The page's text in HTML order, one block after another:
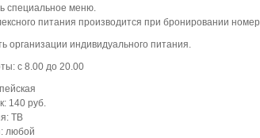
специальное меню.
питания производится при бронировании
организации индивидуального питания.
с 8.00 до 20.00
140 руб.
ТВ
любой